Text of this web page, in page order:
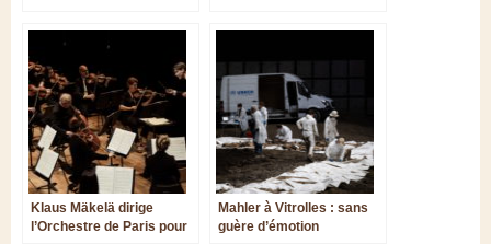
de son chef
Klaus Mäkelä dirige
l’Orchestre de Paris pour
Mahler à Vitrolles : sans
guère d’émotion